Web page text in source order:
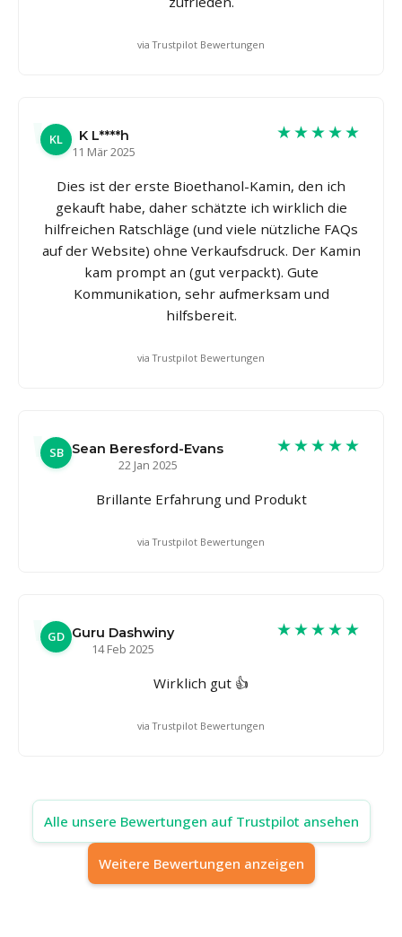
via Trustpilot Bewertungen
KL
K L****h
11 Mär 2025
★★★★★
Dies ist der erste Bioethanol-Kamin, den ich
gekauft habe, daher schätzte ich wirklich die
hilfreichen Ratschläge (und viele nützliche FAQs
auf der Website) ohne Verkaufsdruck. Der Kamin
kam prompt an (gut verpackt). Gute
Kommunikation, sehr aufmerksam und
hilfsbereit.
via Trustpilot Bewertungen
SB Sean Beresford-Evans
22 Jan 2025
★★★★★
Brillante Erfahrung und Produkt
via Trustpilot Bewertungen
GD Guru Dashwiny
14 Feb 2025
★★★★★
Wirklich gut 👍
via Trustpilot Bewertungen
Alle unsere Bewertungen auf Trustpilot ansehen
Weitere Bewertungen anzeigen